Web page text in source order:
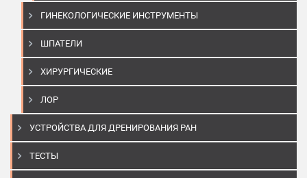
ГИНЕКОЛОГИЧЕСКИЕ ИНСТРУМЕНТЫ
ШПАТЕЛИ
ХИРУРГИЧЕСКИЕ
ЛОР
УСТРОЙСТВА ДЛЯ ДРЕНИРОВАНИЯ РАН
ТЕСТЫ